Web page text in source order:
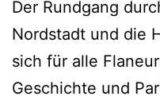
Der Rundgang
Nordstadt und die
sich für alle
Geschichte und